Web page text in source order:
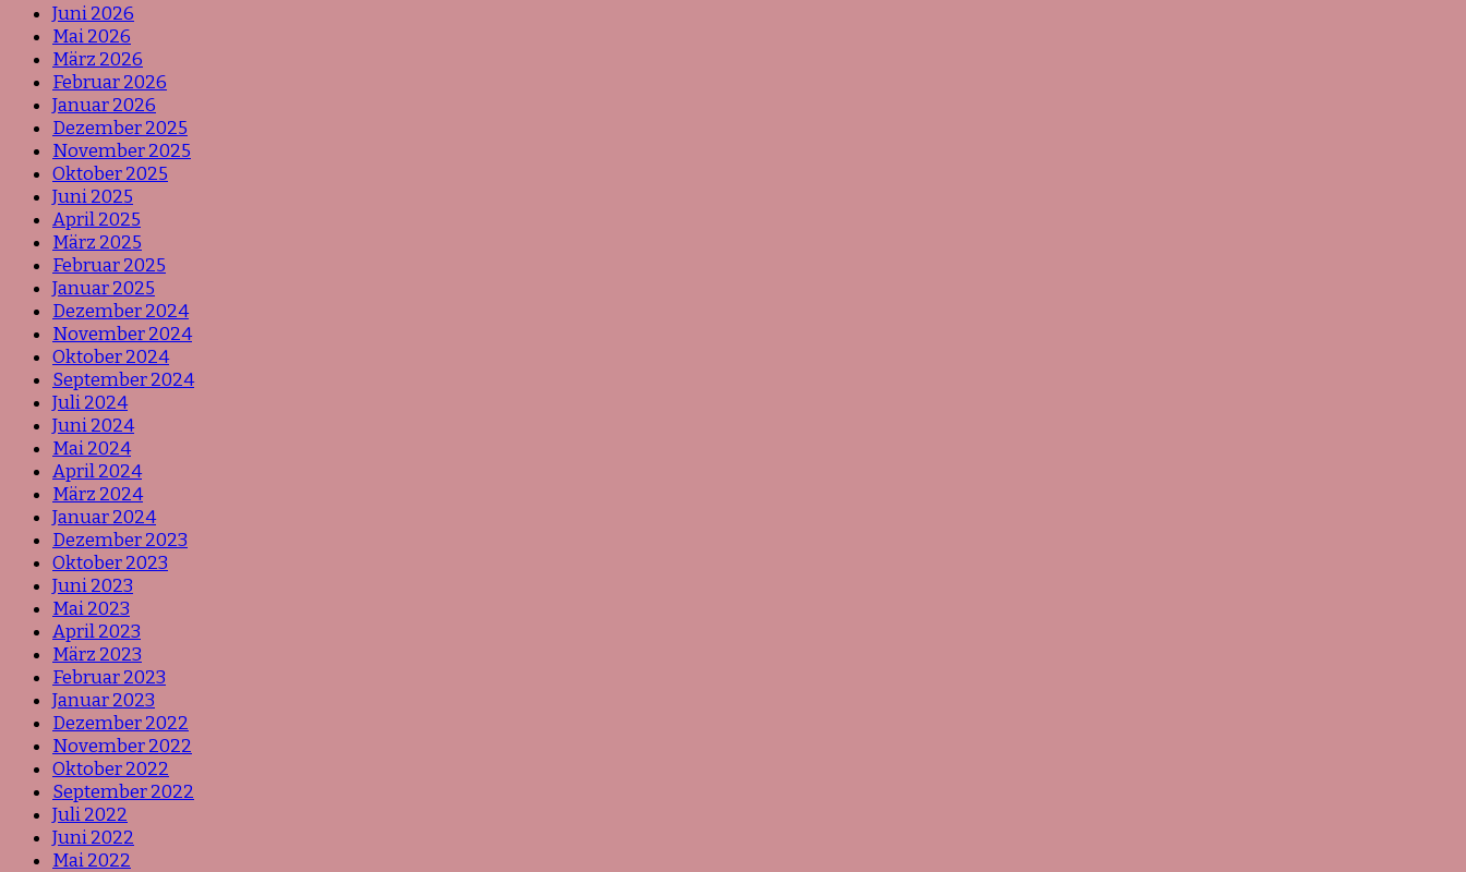
Juni 2026
Mai 2026
März 2026
Februar 2026
Januar 2026
Dezember 2025
November 2025
Oktober 2025
Juni 2025
April 2025
März 2025
Februar 2025
Januar 2025
Dezember 2024
November 2024
Oktober 2024
September 2024
Juli 2024
Juni 2024
Mai 2024
April 2024
März 2024
Januar 2024
Dezember 2023
Oktober 2023
Juni 2023
Mai 2023
April 2023
März 2023
Februar 2023
Januar 2023
Dezember 2022
November 2022
Oktober 2022
September 2022
Juli 2022
Juni 2022
Mai 2022